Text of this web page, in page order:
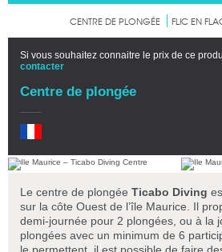
CENTRE DE PLONGÉE FLIC EN
Si vous souhaitez connaitre le prix de ce
contacter
Centre de plongée
Le centre de plongée Ticabo Diving
sur la côte Ouest de l’île Maurice. Il
demi-journée pour 2 plongées, ou à la
plongées avec un minimum de 6